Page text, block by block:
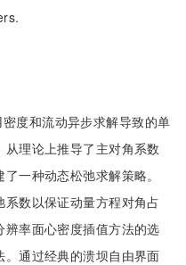
度和流动异步求解导致的单
理论上推导了主对角系数
一种动态松弛求解策略。
数以保证动量方程对角占
率面心密度插值方法的选
通过经典的溃坝自由界面